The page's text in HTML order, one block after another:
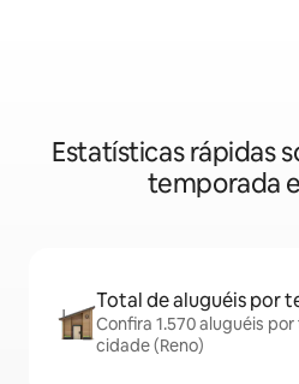
Estatísticas rápidas
temporada
Total de aluguéis por
Confira 1.570 aluguéis
cidade (Reno)